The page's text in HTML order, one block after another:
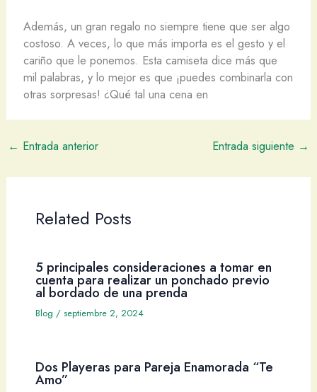
Además, un gran regalo no siempre tiene que ser algo
costoso. A veces, lo que más importa es el gesto y el
cariño que le ponemos. Esta camiseta dice más que
mil palabras, y lo mejor es que ¡puedes combinarla con
otras sorpresas! ¿Qué tal una cena en
← Entrada anterior Entrada siguiente →
Related Posts
5 principales consideraciones a tomar en
cuenta para realizar un ponchado previo
al bordado de una prenda
Blog / septiembre 2, 2024
Dos Playeras para Pareja Enamorada “Te
Amo”